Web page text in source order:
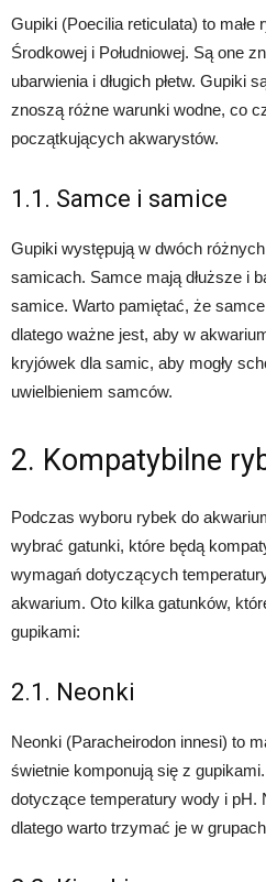
Gupiki (Poecilia reticulata) to
Środkowej i Południowej. Są one
ubarwienia i długich płetw. Gupiki
znoszą różne warunki wodne, co
początkujących akwarystów.
1.1. Samce i samice
Gupiki występują w dwóch
samicach. Samce mają dłuższe i
samice. Warto pamiętać, że
dlatego ważne jest, aby w
kryjówek dla samic, aby mogły
uwielbieniem samców.
2. Kompatybilne
Podczas wyboru rybek do
wybrać gatunki, które będą
wymagań dotyczących
akwarium. Oto kilka gatunków,
gupikami:
2.1. Neonki
Neonki (Paracheirodon innesi) to
świetnie komponują się z
dotyczące temperatury wody i pH.
dlatego warto trzymać je w